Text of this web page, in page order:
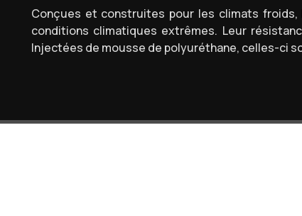
Conçues et construites pour les climats froids,
conditions climatiques extrêmes. Leur
Injectées de mousse de polyuréthane, celles-ci